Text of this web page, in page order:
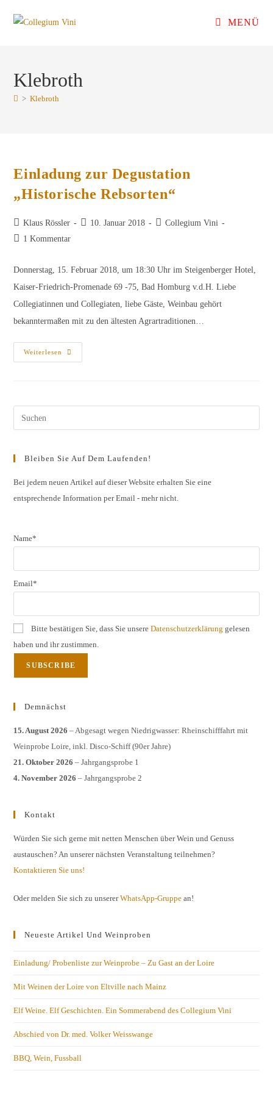
Inhalt
MENÜ
Klebroth
> Klebroth
Einladung zur Degustation
„Historische Rebsorten“
Beitrags-
Autor:
Klaus Rössler
Beitrag
10. Januar 2018
Beitrags-
Collegium Vini
Beitrags-
1 Kommentar
Donnerstag, 15. Februar 2018, um 18:30 Uhr im Steigenberger Hotel,
Kaiser-Friedrich-Promenade 69 -75, Bad Homburg v.d.H. Liebe
Collegiatinnen und Collegiaten, liebe Gäste, Weinbau gehört
bekanntermaßen mit zu den ältesten Agrartraditionen…
Weiterlesen
Einladung
Zur
Bleiben Sie Auf Dem Laufenden!
Bei jedem neuen Artikel auf dieser Website erhalten Sie eine
entsprechende Information per Email - mehr nicht.
Name*
Email*
Bitte bestätigen Sie, dass Sie unsereDatenschutzerklärung gelesen
haben und ihr zustimmen.
Demnächst
15. August 2026 – Abgesagt wegen Niedrigwasser: Rheinschifffahrt mit
Weinprobe Loire, inkl. Disco-Schiff (90er Jahre)
21. Oktober 2026 – Jahrgangsprobe 1
4. November 2026 – Jahrgangsprobe 2
Kontakt
Würden Sie sich gerne mit netten Menschen über Wein und Genuss
austauschen? An unserer nächsten Veranstaltung teilnehmen?
Kontaktieren Sie uns!
Oder melden Sie sich zu unsererWhatsApp-Gruppe an!
Neueste Artikel Und Weinproben
Einladung/ Probenliste zur Weinprobe – Zu Gast an der Loire
Mit Weinen der Loire von Eltville nach Mainz
Elf Weine. Elf Geschichten. Ein Sommerabend des Collegium Vini
Abschied von Dr. med. Volker Weisswange
BBQ, Wein, Fussball